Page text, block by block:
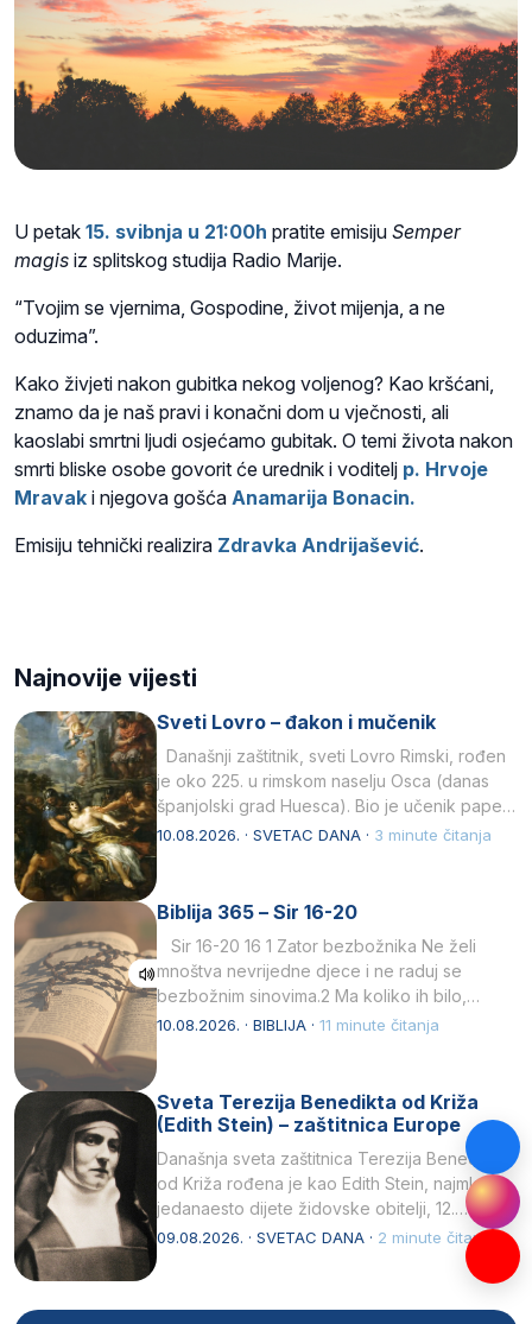
U petak 15. svibnja u 21:00h pratite emisiju Semper
magis iz splitskog studija Radio Marije.
“Tvojim se vjernima, Gospodine, život mijenja, a ne
oduzima”.
Kako živjeti nakon gubitka nekog voljenog? Kao kršćani,
znamo da je naš pravi i konačni dom u vječnosti, ali
kaoslabi smrtni ljudi osjećamo gubitak. O temi života nakon
smrti bliske osobe govorit će urednik i voditelj p. Hrvoje
Mravak i njegova gošća Anamarija Bonacin.
Emisiju tehnički realizira Zdravka Andrijašević.
Najnovije vijesti
Sveti Lovro – đakon i mučenik
Današnji zaštitnik, sveti Lovro Rimski, rođen
je oko 225. u rimskom naselju Osca (danas
španjolski grad Huesca). Bio je učenik pape…
10.08.2026. · SVETAC DANA · 3 minute čitanja
Biblija 365 – Sir 16-20
Sir 16-20 16 1 Zator bezbožnika Ne želi
mnoštva nevrijedne djece i ne raduj se
bezbožnim sinovima.2 Ma koliko ih bilo,…
10.08.2026. · BIBLIJA · 11 minute čitanja
Sveta Terezija Benedikta od Križa
(Edith Stein) – zaštitnica Europe
Današnja sveta zaštitnica Terezija Benedikta
od Križa rođena je kao Edith Stein, najmlađe,
jedanaesto dijete židovske obitelji, 12.
listopada 1891, u Wrocławu…
09.08.2026. · SVETAC DANA · 2 minute čitanja